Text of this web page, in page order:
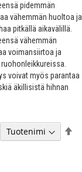
pidemmän
vähemmän huoltoa ja
pitkällä aikavälillä.
vähemmän
voimansiirtoa ja
voivat myös parantaa
äkillisistä hihnan